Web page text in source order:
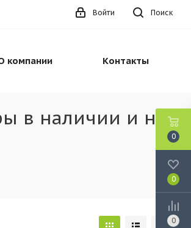
Поиск
Войти
компании Контакты
в наличии и на
0
0
0